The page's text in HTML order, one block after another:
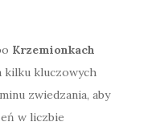
Krzemionkach
kilku kluczowych
zwiedzania, aby
w liczbie